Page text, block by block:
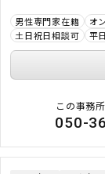
男性専門家在籍 オ
土日祝日相談可
平
この事務
050-